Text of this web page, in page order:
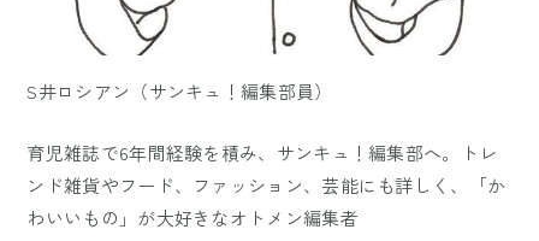
S井ロシアン（サンキュ！編集部員）
育児雑誌で6年間経験を積み、サンキュ！編集部へ。トレ
ンド雑貨やフード、ファッション、芸能にも詳しく、「か
わいいもの」が大好きなオトメン編集者